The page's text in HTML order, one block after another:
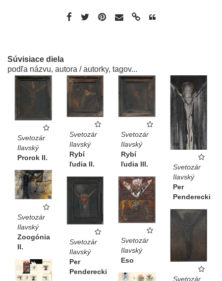
Súvisiace diela
podľa názvu, autora / autorky, tagov...
Svetozár
Ilavský
Prorok II.
Svetozár
Ilavský
Rybí
ľudia II.
Svetozár
Ilavský
Rybí
ľudia III.
Svetozár
Ilavský
Per
Penderecki
Svetozár
Ilavský
Zoogónia
II.
Svetozár
Ilavský
Eso
Svetozár
Ilavský
Per
Penderecki
Svetozár